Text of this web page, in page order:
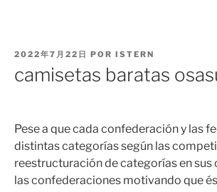
PUBLICADO
2022年7月22日 POR ISTERN
camisetas baratas
Pese a que cada confederación y las
distintas categorías según las
reestructuración de categorías en
las confederaciones motivando que